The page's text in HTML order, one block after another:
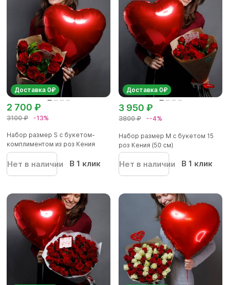
Доставка 0₽
3100 ₽ -13%
2 700 ₽
Набор размер S с букетом-
комплиментом из роз Кения
(50...
Нет в наличии В 1 клик
Доставка 0₽
3800 ₽ --4%
3 950 ₽
Набор размер M с букетом 15
роз Кения (50 см)
Нет в наличии В 1 клик